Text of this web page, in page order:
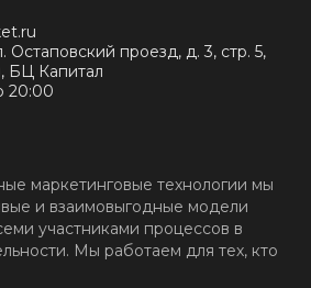
Остаповский проезд, д. 3, стр. 5,
БЦ Капитал
20:00
маркетинговые технологии мы
и взаимовыгодные модели
участниками процессов в
Мы работаем для тех, кто